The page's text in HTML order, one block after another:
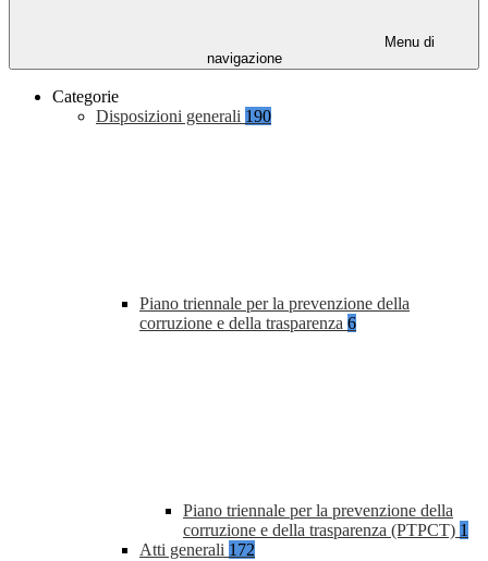
Menu di
navigazione
Categorie
Disposizioni generali 190
Piano triennale per la prevenzione della
corruzione e della trasparenza 6
Piano triennale per la prevenzione della
corruzione e della trasparenza (PTPCT) 1
Atti generali 172